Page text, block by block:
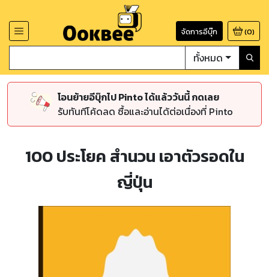
จัดการอีบุ๊ก (0)
ทั้งหมด
โอนย้ายอีบุ๊กไป Pinto ได้แล้ววันนี้ กดเลย
รับทันทีโค้ดลด ซื้อและอ่านได้ต่อเนื่องที่ Pinto
100 ประโยค สำนวน เอาตัวรอดใน
ญี่ปุ่น